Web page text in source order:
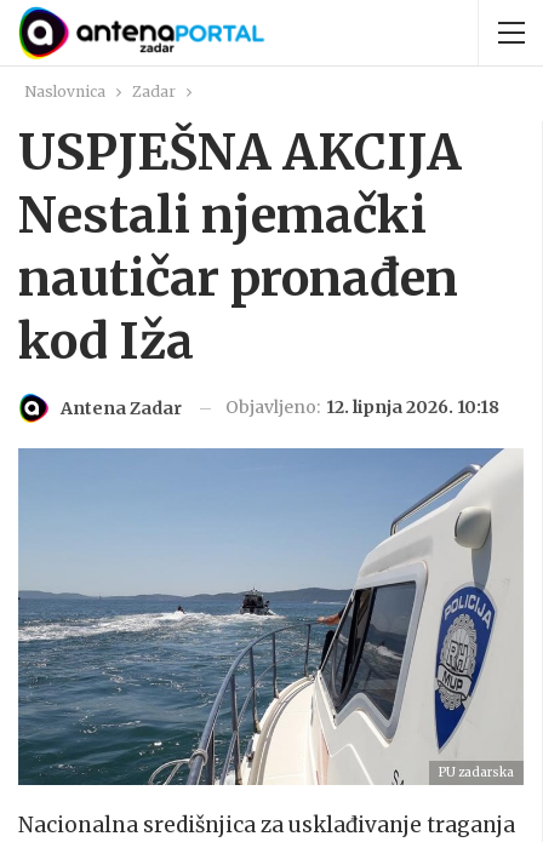
Naslovnica Zadar
USPJEŠNA AKCIJA
Nestali njemački
nautičar pronađen
kod Iža
Antena Zadar Objavljeno: 12. lipnja 2026. 10:18
PU zadarska
Nacionalna središnjica za usklađivanje traganja